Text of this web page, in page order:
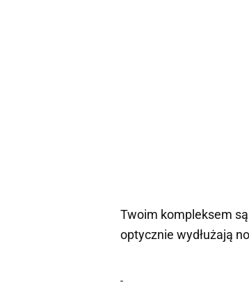
Twoim kompleksem
optycznie wydłużają